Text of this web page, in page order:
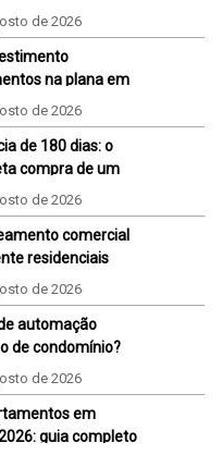
de 2026
na plana em
e Piçarras
de 2026
de 180 dias: o
compra de um
de 2026
comercial
residenciais
de 2026
automação
de condomínio?
de 2026
em
guia completo